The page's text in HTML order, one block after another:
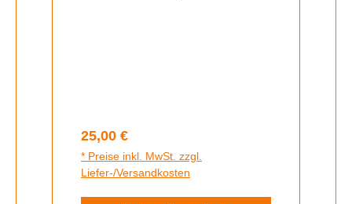
Regulärer Preis:
25,00 €
* Preise inkl. MwSt. zzgl.
Liefer-/Versandkosten